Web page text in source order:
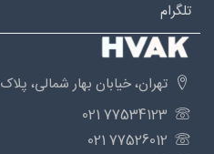
تلگرام
تهران، خیابان بهار شمالی، پلاک 259
77534123 021
77526012 021